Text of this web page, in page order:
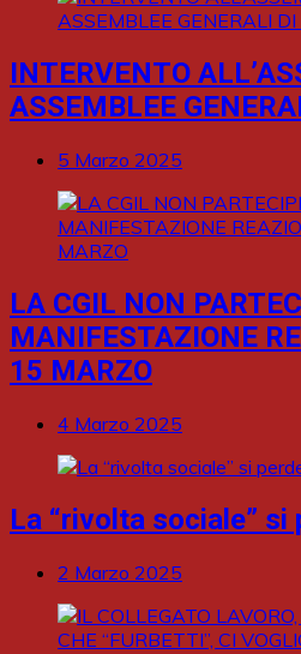
INTERVENTO
ASSEMBLEE
5 Marzo 2025
LA CGIL NON
MANIFESTAZIONE
15 MARZO
4 Marzo 2025
La “rivolta sociale” si
2 Marzo 2025